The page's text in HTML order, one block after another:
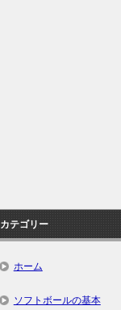
カテゴリー
ホーム
ソフトボールの基本